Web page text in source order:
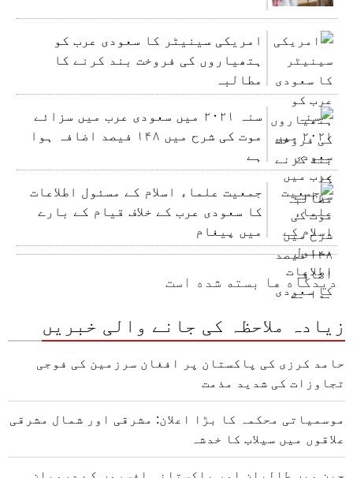
امریکی سینیٹر کا سعودی عرب کو
ہتھیاروں کی فروخت بند کرنے کا
مطالبہ
سنہ ۲۰۲۱ میں سعودی عرب میں سزائے
موت کی شرح میں ۱۴۸ فیصد اضافہ ہوا
ہے
جمعیت علماء اسلام کے مسئول اطلاعات
کا سعودی عرب کے خلاف قیام کے بارے
میں پیغام
دیدگاه ها بسته شده است
زیادہ ملاحظہ کی جانے والی خبریں
حامد کرزی کی پاکستان پر افغان سرزمین کی فوجی
تجاوزات کی شدید مذمت
موسمیاتی محکمہ کا بڑا اعلان: مشرقی اور شمال مشرقی
علاقوں میں سیلاب کا خدشہ
چین میں طالبان اور پاکستانی افسروں کے درمیان